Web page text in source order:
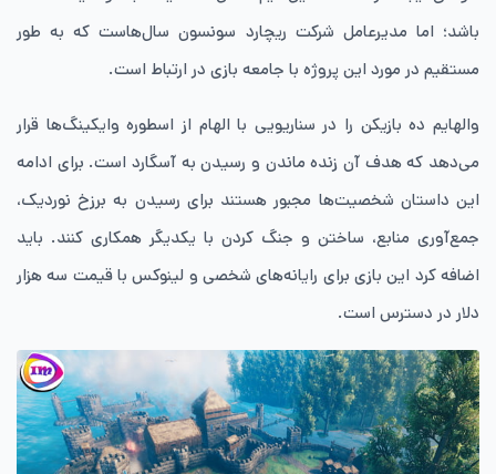
باشد؛ اما مدیرعامل شرکت ریچارد سونسون سال‌هاست که به طور
مستقیم در مورد این پروژه با جامعه بازی در ارتباط است.
والهایم ده بازیکن را در سناریویی با الهام از اسطوره وایکینگ‌ها قرار
می‌دهد که هدف آن زنده ماندن و رسیدن به آسگارد است. برای ادامه
این داستان شخصیت‌ها مجبور هستند برای رسیدن به برزخ نوردیک،
جمع‌آوری منابع، ساختن و جنگ کردن با یکدیگر همکاری کنند. باید
اضافه کرد این بازی برای رایانه‌های شخصی و لینوکس با قیمت سه هزار
دلار در دسترس است.